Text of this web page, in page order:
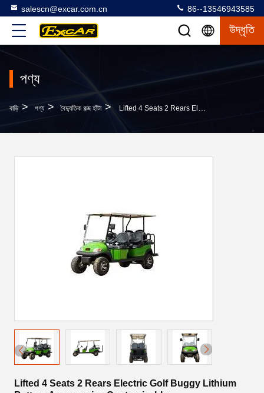
salescn@excar.com.cn 86--13546943585
উদ্ধৃতি
পণ্য
বাড়ি > পণ্য > বৈদ্যুতিক গল্জ হাঁটা > Lifted 4 Seats 2 Rears Electric Golf Buggy Lithium Battery Accessories Customizable
Lifted 4 Seats 2 Rears Electric Golf Buggy Lithium